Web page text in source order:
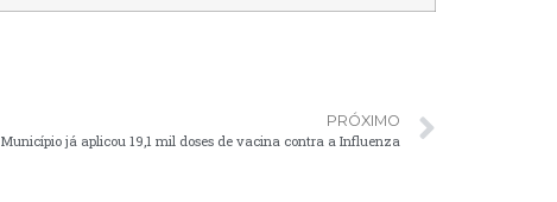
PRÓXIMO
Município já aplicou 19,1 mil doses de vacina contra a Influenza